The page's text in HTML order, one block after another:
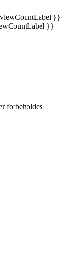
}}
}}
forbeholdes